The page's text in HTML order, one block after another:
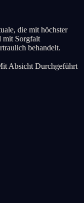
die mit höchster
mit Sorgfalt
behandelt.
Absicht Durchgeführt